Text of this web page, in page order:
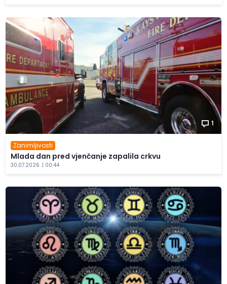
1
Zanimljivosti
Mlada dan pred vjenčanje zapalila crkvu
30.07.2026. | 00:44